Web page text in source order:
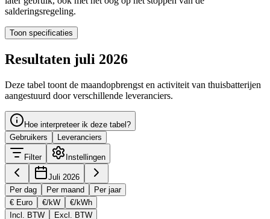
salderingsregeling.
Toon specificaties
Resultaten juli 2026
Deze tabel toont de maandopbrengst en activiteit van thuisbatterijen
aangestuurd door verschillende leveranciers.
Hoe interpreteer ik deze tabel?
Gebruikers
Leveranciers
Filter Instellingen
Juli 2026
Per dag
Per maand
Per jaar
€ Euro
€/kW
€/kWh
Incl. BTW
Excl. BTW